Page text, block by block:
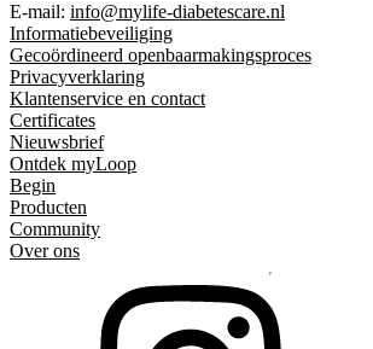
E-mail: info@mylife-diabetescare.nl
Informatiebeveiliging
Gecoördineerd openbaarmakingsproces
Privacyverklaring
Klantenservice en contact
Certificates
Nieuwsbrief
Ontdek myLoop
Begin
Producten
Community
Over ons